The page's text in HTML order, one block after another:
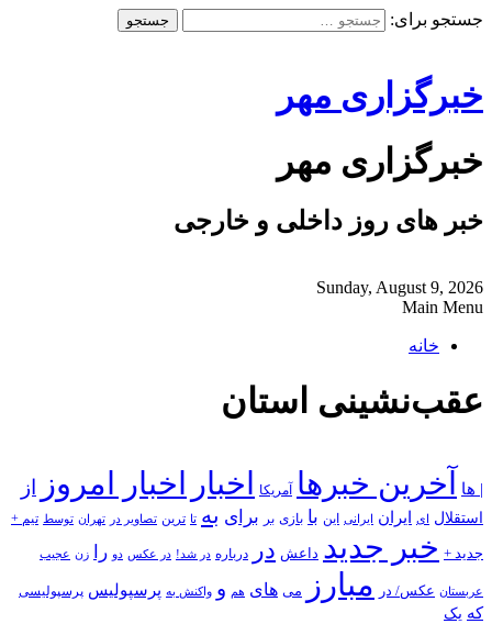
جستجو برای:
خبرگزاری مهر
خبرگزاری مهر
خبر های روز داخلی و خارجی
Sunday, August 9, 2026
Main Menu
خانه
عقب‌نشینی استان
| ها آخرین خبرها آمریکا اخبار اخبار امروز از
استقلال ای ایران ایرانی این با بازی بر برای به تا ترین تصاویر در تهران توسط تیم +
جدید + خبر جدید داعش در درباره در شد! در عکس دو را زن عجیب
عربستان عکس/ در مبارز می های هم و واکنش به پرسپولیس پرسپولیسی
که یک